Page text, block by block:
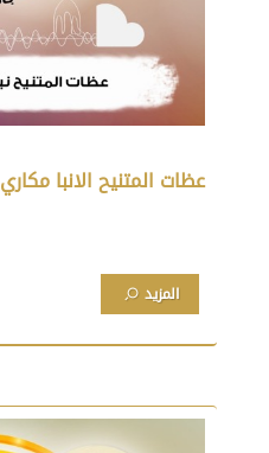
عظات المتنيح الانبا مكاري
المزيد